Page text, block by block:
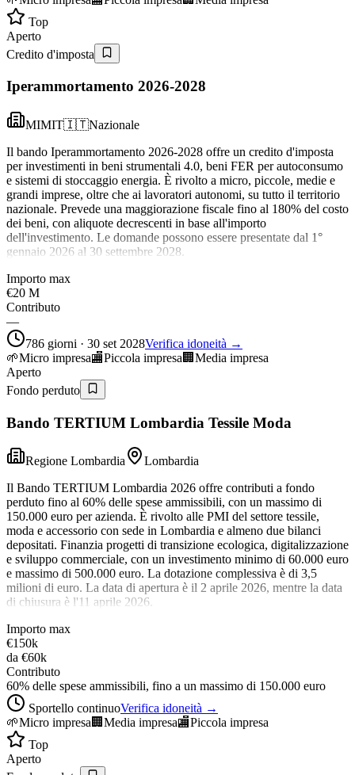
Top
Aperto
Credito d'imposta
Iperammortamento 2026-2028
MIMIT🇮🇹Nazionale
Il bando Iperammortamento 2026-2028 offre un credito d'imposta
per investimenti in beni strumentali 4.0, beni FER per autoconsumo
e sistemi di stoccaggio energia. È rivolto a micro, piccole, medie e
grandi imprese, oltre che ai lavoratori autonomi, su tutto il territorio
nazionale. Prevede una maggiorazione fiscale fino al 180% del costo
dei beni, con aliquote decrescenti in base all'importo
dell'investimento. Le domande possono essere presentate dal 1°
gennaio 2026 al 30 settembre 2028.
Importo max
€20 M
Contributo
—
786 giorni · 30 set 2028Verifica idoneità →
🌱Micro impresa🏬Piccola impresa 🏢 Media impresa
Aperto
Fondo perduto
Bando TERTIUM Lombardia Tessile Moda
Regione Lombardia
Lombardia
Il Bando TERTIUM Lombardia 2026 offre contributi a fondo
perduto fino al 60% delle spese ammissibili, con un massimo di
150.000 euro per azienda. È rivolto alle PMI del settore tessile,
moda e accessorio con sede in Lombardia e almeno due bilanci
depositati. Finanzia progetti di transizione ecologica, digitalizzazione
e sviluppo commerciale, con un investimento minimo di 60.000 euro
e massimo di 500.000 euro. La dotazione complessiva è di 3,5
milioni di euro. La data di apertura è il 2 aprile 2026, mentre la data
di chiusura è l'11 aprile 2026.
Importo max
€150k
da €60k
Contributo
60% delle spese ammissibili, fino a un massimo di 150.000 euro
Sportello continuoVerifica idoneità →
🌱Micro impresa🏢 Media impresa🏬Piccola impresa
Top
Aperto